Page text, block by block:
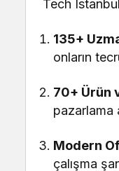
Tech
135+
onların
70+ Ürün
pazarlama
Modern
çalışma